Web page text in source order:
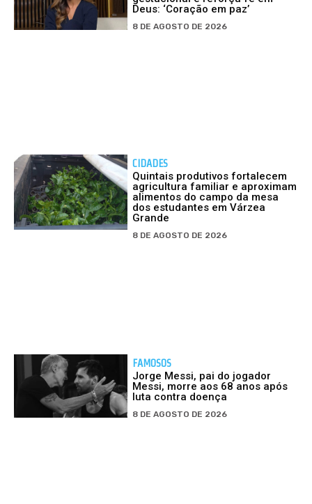
Deus: ‘Coração em paz’
8 DE AGOSTO DE 2026
CIDADES
Quintais produtivos fortalecem
agricultura familiar e aproximam
alimentos do campo da mesa
dos estudantes em Várzea
Grande
8 DE AGOSTO DE 2026
FAMOSOS
Jorge Messi, pai do jogador
Messi, morre aos 68 anos após
luta contra doença
8 DE AGOSTO DE 2026